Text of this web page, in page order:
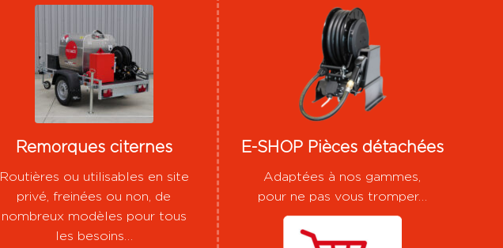
Remorques citernes
Routières ou utilisables en site
privé, freinées ou non, de
nombreux modèles pour tous
les besoins…
E-SHOP Pièces détachées
Adaptées à nos gammes,
pour ne pas vous tromper…